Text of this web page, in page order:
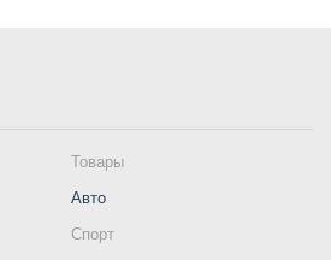
Товары
Авто
Спорт